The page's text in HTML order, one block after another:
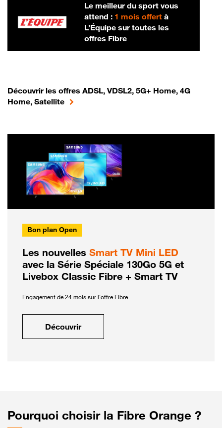
Le meilleur du sport vous
attend : 1 mois offertà
L’Équipe sur toutes les
offres Fibre
Découvrir les offres ADSL, VDSL2, 5G+ Home, 4G
Home, Satellite
Bon plan Open
Les nouvelles Smart TV Mini LED
avec la Série Spéciale 130Go 5G et
Livebox Classic Fibre + Smart TV
Engagement de 24 mois sur l'offre Fibre
Découvrir
Pourquoi choisir la Fibre Orange ?